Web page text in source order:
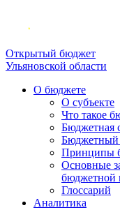
Открытый бюджет
Ульяновской области
О бюджете
О субъекте
Что такое
Бюджетная
Бюджетный
Принципы
Основные
бюджетной
Глоссарий
Аналитика